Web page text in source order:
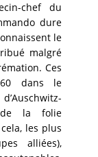
chef du
dure
le
malgré
Ces
dans le
de la folie
les plus
alliées),